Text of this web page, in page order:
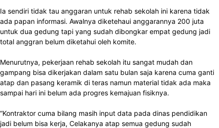
Ia sendiri tidak tau anggaran untuk rehab sekolah ini karena tidak
ada papan informasi. Awalnya diketehaui anggarannya 200 juta
untuk dua gedung tapi yang sudah dibongkar empat gedung jadi
total anggran belum diketahui oleh komite.
Menurutnya, pekerjaan rehab sekolah itu sangat mudah dan
gampang bisa dikerjakan dalam satu bulan saja karena cuma ganti
atap dan pasang keramik di teras namun material tidak ada maka
sampai hari ini belum ada progres kemajuan fisiknya.
“Kontraktor cuma bilang masih input data pada dinas pendidikan
jadi belum bisa kerja, Celakanya atap semua gedung sudah